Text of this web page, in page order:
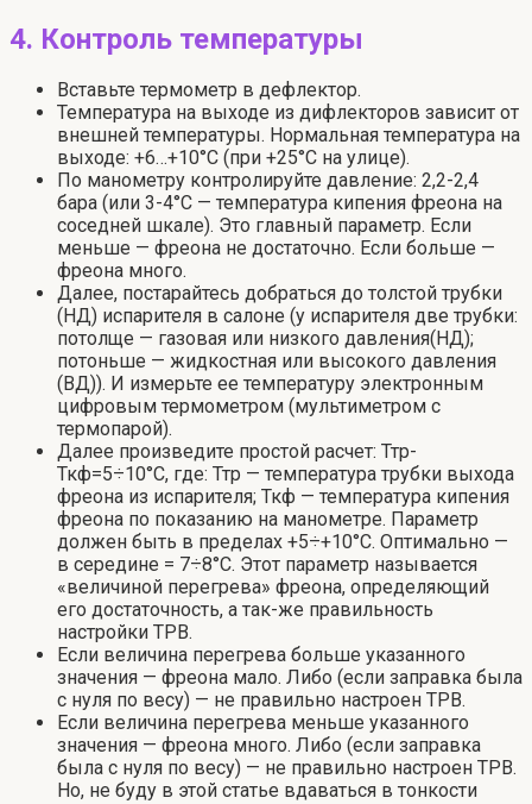
4. Контроль температуры
Вставьте термометр в дефлектор.
Температура на выходе из дифлекторов зависит от
внешней температуры. Нормальная температура на
выходе: +6…+10°C (при +25°C на улице).
По манометру контролируйте давление: 2,2-2,4
бара (или 3-4°С — температура кипения фреона на
соседней шкале). Это главный параметр. Если
меньше — фреона не достаточно. Если больше —
фреона много.
Далее, постарайтесь добраться до толстой трубки
(НД) испарителя в салоне (у испарителя две трубки:
потолще — газовая или низкого давления(НД);
потоньше — жидкостная или высокого давления
(ВД)). И измерьте ее температуру электронным
цифровым термометром (мультиметром с
термопарой).
Далее произведите простой расчет: Ттр-
Ткф=5÷10°С, где: Ттр — температура трубки выхода
фреона из испарителя; Ткф — температура кипения
фреона по показанию на манометре. Параметр
должен быть в пределах +5÷+10°С. Оптимально —
в середине = 7÷8°С. Этот параметр называется
«величиной перегрева» фреона, определяющий
его достаточность, а так-же правильность
настройки ТРВ.
Если величина перегрева больше указанного
значения — фреона мало. Либо (если заправка была
с нуля по весу) — не правильно настроен ТРВ.
Если величина перегрева меньше указанного
значения — фреона много. Либо (если заправка
была с нуля по весу) — не правильно настроен ТРВ.
Но, не буду в этой статье вдаваться в тонкости